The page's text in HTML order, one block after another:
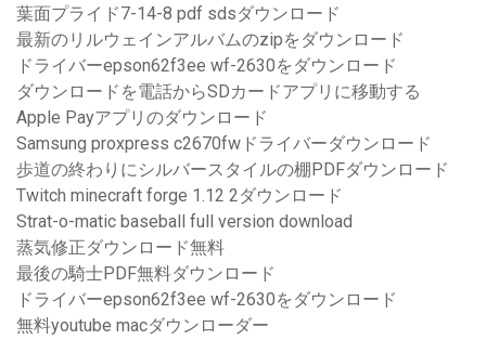
葉面プライド7-14-8 pdf sdsダウンロード
最新のリルウェインアルバムのzipをダウンロード
ドライバーepson62f3ee wf-2630をダウンロード
ダウンロードを電話からSDカードアプリに移動する
Apple Payアプリのダウンロード
Samsung proxpress c2670fwドライバーダウンロード
歩道の終わりにシルバースタイルの棚PDFダウンロード
Twitch minecraft forge 1.12 2ダウンロード
Strat-o-matic baseball full version download
蒸気修正ダウンロード無料
最後の騎士PDF無料ダウンロード
ドライバーepson62f3ee wf-2630をダウンロード
無料youtube macダウンローダー